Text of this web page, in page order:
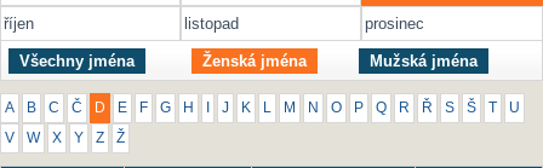
říjen
listopad prosinec
Všechny jména Ženská jména Mužská jména
A B C Č D E F G H J K M N O P Q R Ř S Š U
V W X Y Z Ž